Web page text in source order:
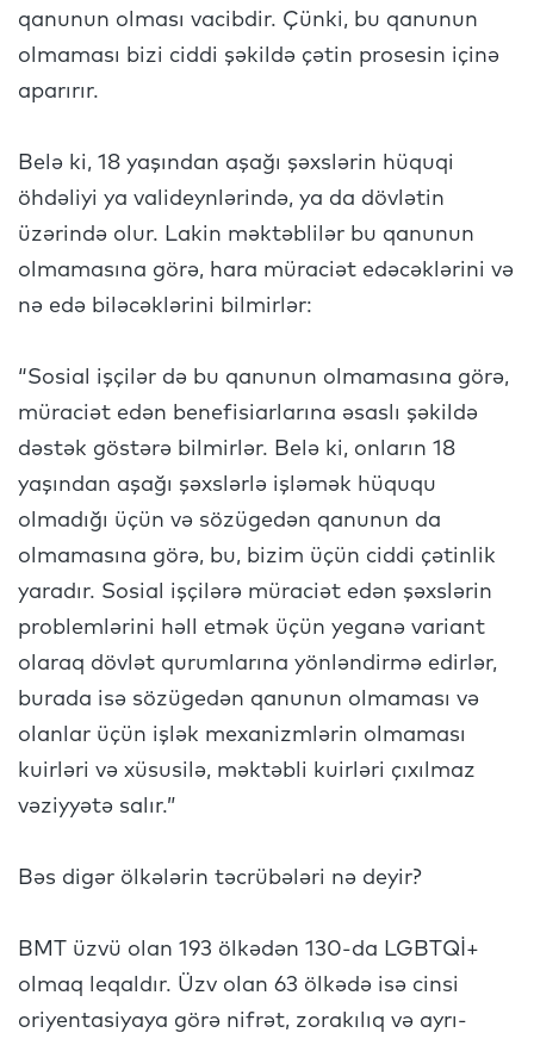
qanunun olması vacibdir. Çünki, bu qanunun
olmaması bizi ciddi şəkildə çətin prosesin içinə
aparırır.
Belə ki, 18 yaşından aşağı şəxslərin hüquqi
öhdəliyi ya valideynlərində, ya da dövlətin
üzərində olur. Lakin məktəblilər bu qanunun
olmamasına görə, hara müraciət edəcəklərini və
nə edə biləcəklərini bilmirlər:
“Sosial işçilər də bu qanunun olmamasına görə,
müraciət edən benefisiarlarına əsaslı şəkildə
dəstək göstərə bilmirlər. Belə ki, onların 18
yaşından aşağı şəxslərlə işləmək hüququ
olmadığı üçün və sözügedən qanunun da
olmamasına görə, bu, bizim üçün ciddi çətinlik
yaradır. Sosial işçilərə müraciət edən şəxslərin
problemlərini həll etmək üçün yeganə variant
olaraq dövlət qurumlarına yönləndirmə edirlər,
burada isə sözügedən qanunun olmaması və
olanlar üçün işlək mexanizmlərin olmaması
kuirləri və xüsusilə, məktəbli kuirləri çıxılmaz
vəziyyətə salır.”
Bəs digər ölkələrin təcrübələri nə deyir?
BMT üzvü olan 193 ölkədən 130-da LGBTQİ+
olmaq leqaldır. Üzv olan 63 ölkədə isə cinsi
oriyentasiyaya görə nifrət, zorakılıq və ayrı-